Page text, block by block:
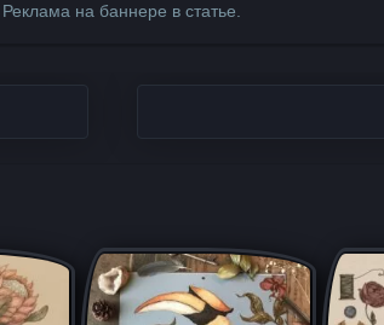
Реклама на баннере в статье.